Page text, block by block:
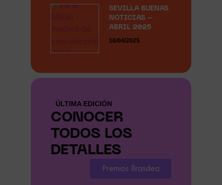
SEVILLA BUENAS
NOTICIAS –
ABRIL 2025
16/04/2025
ÚLTIMA EDICIÓN
CONOCER
TODOS LOS
DETALLES
Premios Brandea